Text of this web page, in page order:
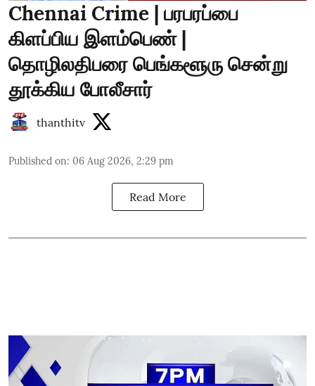
Chennai Crime | பரபரப்பை
கிளப்பிய இளம்பெண் |
தொழிலதிபரை பெங்களூரு சென்று
தூக்கிய போலீசார்
thanthitv
Published on: 06 Aug 2026, 2:29 pm
Read More